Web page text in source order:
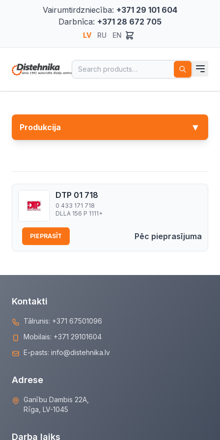
Vairumtirdzniecība: +371 29 101 604
Darbnīca: +371 28 672 705
LV RU EN
Search for:
Produkcija ▼
DTP 01 718
0 433 171 718
DLLA 156 P 1111+
Pēc pieprasījuma
PIEPRASĪT
Kontakti
Tālrunis: +371 67501096
Mobilais: +371 29101604
E-pasts: info@distehnika.lv
Adrese
Ganību Dambis 22A,
Rīga, LV-1045
Darba laiks